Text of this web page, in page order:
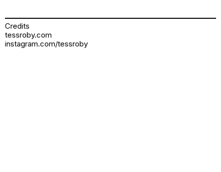
Credits
tessroby.com
instagram.com/tessroby